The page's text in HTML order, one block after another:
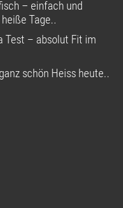
– einfach und
Tage..
Test – absolut Fit im
schön Heiss heute..